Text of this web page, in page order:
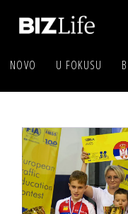
NOVO U FOKUSU